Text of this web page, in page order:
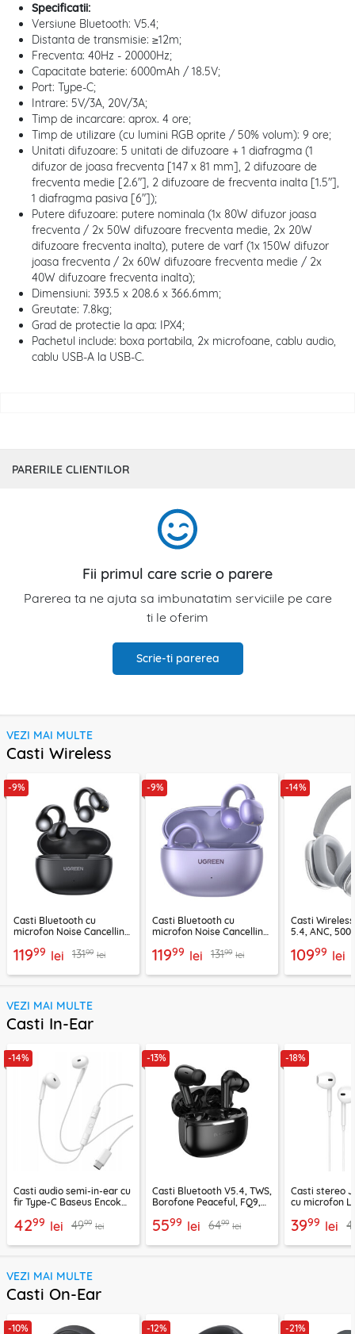
Specificatii:
Versiune Bluetooth: V5.4;
Distanta de transmisie: ≥12m;
Frecventa: 40Hz - 20000Hz;
Capacitate baterie: 6000mAh / 18.5V;
Port: Type-C;
Intrare: 5V/3A, 20V/3A;
Timp de incarcare: aprox. 4 ore;
Timp de utilizare (cu lumini RGB oprite / 50% volum): 9 ore;
Unitati difuzoare: 5 unitati de difuzoare + 1 diafragma (1
difuzor de joasa frecventa [147 x 81 mm], 2 difuzoare de
frecventa medie [2.6"], 2 difuzoare de frecventa inalta [1.5"],
1 diafragma pasiva [6"]);
Putere difuzoare: putere nominala (1x 80W difuzor joasa
frecventa / 2x 50W difuzoare frecventa medie, 2x 20W
difuzoare frecventa inalta), putere de varf (1x 150W difuzor
joasa frecventa / 2x 60W difuzoare frecventa medie / 2x
40W difuzoare frecventa inalta);
Dimensiuni: 393.5 x 208.6 x 366.6mm;
Greutate: 7.8kg;
Grad de protectie la apa: IPX4;
Pachetul include: boxa portabila, 2x microfoane, cablu audio,
cablu USB-A la USB-C.
PARERILE CLIENTILOR
Fii primul care scrie o parere
Parerea ta ne ajuta sa imbunatatim serviciile pe care
ti le oferim
Scrie-ti parerea
VEZI MAI MULTE
Casti Wireless
-9%
Casti Bluetooth cu
microfon Noise Cancelling
11999 lei 13199 lei
-9%
Casti Bluetooth cu
microfon Noise Cancelling
11999 lei 13199 lei
-14%
Casti
5.4, ANC,
10999 lei
VEZI MAI MULTE
Casti In-Ear
-14%
Casti audio semi-in-ear cu
fir Type-C Baseus Encok
4299 lei 4999 lei
-13%
Casti Bluetooth V5.4, TWS,
Borofone Peaceful, FQ9,
5599 lei 6499 lei
-18%
Casti stereo
cu microfon
3999 lei
VEZI MAI MULTE
Casti On-Ear
-10% -12% -21%